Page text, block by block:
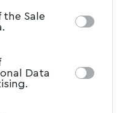
disclose it to
Sale
Data